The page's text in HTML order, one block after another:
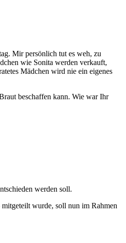
Mir persönlich tut es weh, zu
wie Sonita werden verkauft,
Mädchen wird nie ein eigenes
beschaffen kann. Wie war Ihr
werden soll.
wurde, soll nun im Rahmen